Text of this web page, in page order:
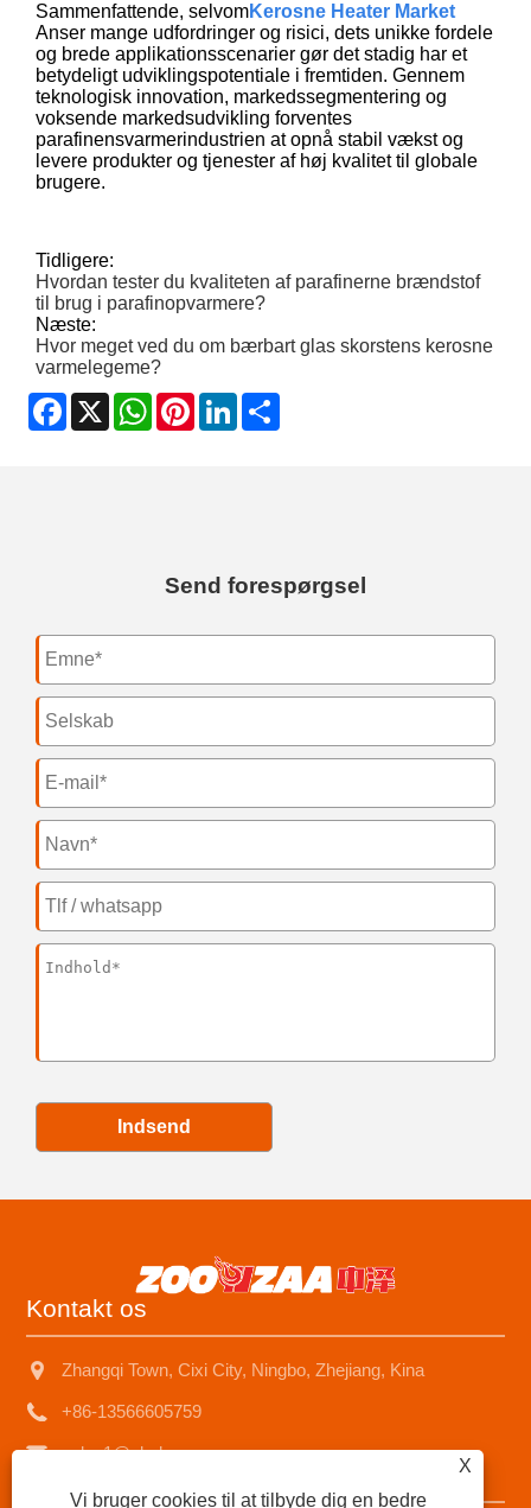
Sammenfattende, selvomKerosne Heater Market
Anser mange udfordringer og risici, dets unikke fordele
og brede applikationsscenarier gør det stadig har et
betydeligt udviklingspotentiale i fremtiden. Gennem
teknologisk innovation, markedssegmentering og
voksende markedsudvikling forventes
parafinensvarmerindustrien at opnå stabil vækst og
levere produkter og tjenester af høj kvalitet til globale
brugere.
Tidligere:
Hvordan tester du kvaliteten af ​​parafinerne brændstof
til brug i parafinopvarmere?
Næste:
Hvor meget ved du om bærbart glas skorstens kerosne
varmelegeme?
Facebook
X WhatsApp
PinterestLinkedIn
Send forespørgsel
Indsend
Kontakt os
Zhangqi Town, Cixi City, Ningbo, Zhejiang, Kina
+86-13566605759
sales1@nbzhongze.com
X
Vi bruger cookies til at tilbyde dig en bedre